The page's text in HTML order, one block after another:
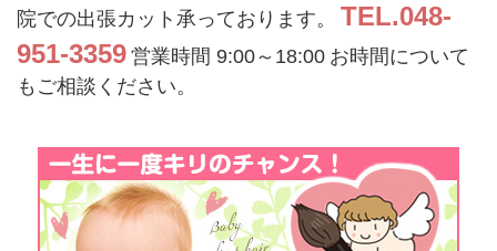
院での出張カット承っております。
TEL.048-
951-3359 営業時間 9:00～18:00 お時間について
もご相談ください。